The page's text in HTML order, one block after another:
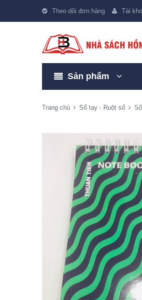
Theo dõi đơn hàng Tài
Sản phẩm
Trang chủ Sổ tay - Ruột sổ